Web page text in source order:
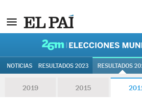
NOTICIAS RESULTADOS 2023 RESULTADOS
2019 2015